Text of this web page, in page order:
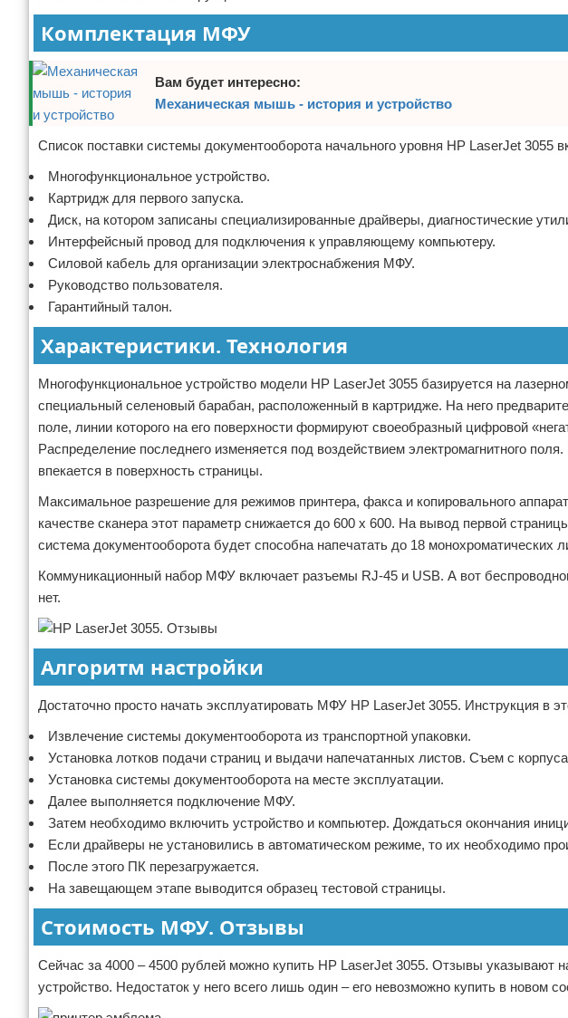
Для автомобиля
Разное
Комплектация МФУ
Вам будет интересно:
Механическая мышь - история и устройство
Список поставки системы документооборота начального уровня HP LaserJet 3055
Многофункциональное устройство.
Картридж для первого запуска.
Диск, на котором записаны специализированные драйверы, диагностические
Интерфейсный провод для подключения к управляющему компьютеру.
Силовой кабель для организации электроснабжения МФУ.
Руководство пользователя.
Гарантийный талон.
Характеристики. Технология
Многофункциональное устройство модели HP LaserJet 3055 базируется на
специальный селеновый барабан, расположенный в картридже. На него
поле, линии которого на его поверхности формируют своеобразный цифровой
Распределение последнего изменяется под воздействием электромагнитного
впекается в поверхность страницы.
Максимальное разрешение для режимов принтера, факса и копировального
качестве сканера этот параметр снижается до 600 х 600. На вывод первой
система документооборота будет способна напечатать до 18 монохроматических
Коммуникационный набор МФУ включает разъемы RJ-45 и USB. А вот
нет.
Алгоритм настройки
Достаточно просто начать эксплуатировать МФУ HP LaserJet 3055. Инструкция в
Извлечение системы документооборота из транспортной упаковки.
Установка лотков подачи страниц и выдачи напечатанных листов. Съем с
Установка системы документооборота на месте эксплуатации.
Далее выполняется подключение МФУ.
Затем необходимо включить устройство и компьютер. Дождаться окончания
Если драйверы не установились в автоматическом режиме, то их необходимо
После этого ПК перезагружается.
На завещающем этапе выводится образец тестовой страницы.
Стоимость МФУ. Отзывы
Сейчас за 4000 – 4500 рублей можно купить HP LaserJet 3055. Отзывы указывают
устройство. Недостаток у него всего лишь один – его невозможно купить в новом